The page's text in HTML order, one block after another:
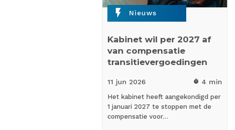
flash_on Nieuws
Kabinet wil per 2027 af
van compensatie
transitievergoedingen
11 jun 2026 timer 4 min
Het kabinet heeft aangekondigd per
1 januari 2027 te stoppen met de
compensatie voor…